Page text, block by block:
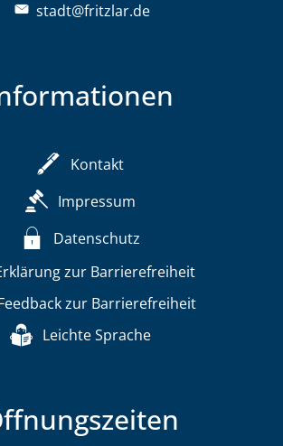
stadt@fritzlar.de
Kontakt
Impressum
Datenschutz
zur Barrierefreiheit
zur Barrierefreiheit
Leichte Sprache